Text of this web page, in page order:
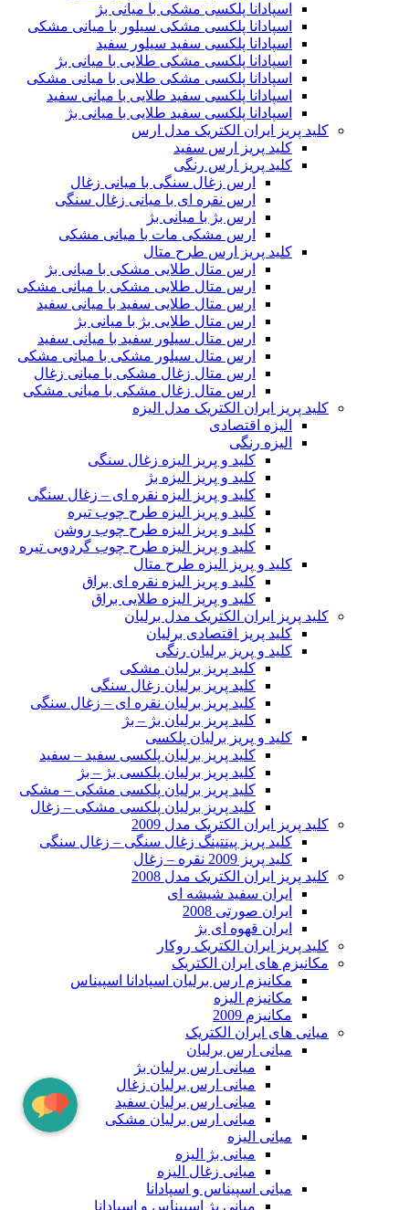
اسپادانا پلکسی مشکی با میانی بژ
اسپادانا پلکسی مشکی سیلور با میانی مشکی
اسپادانا پلکسی سفید سیلور سفید
اسپادانا پلکسی مشکی طلایی با میانی بژ
اسپادانا پلکسی مشکی طلایی با میانی مشکی
اسپادانا پلکسی سفید طلایی با میانی سفید
اسپادانا پلکسی سفید طلایی با میانی بژ
کلید پریز ایران الکتریک مدل ارس
کلید پریز ارس سفید
کلید پریز ارس رنگی
ارس زغال سنگی با میانی زغال
ارس نقره ای با میانی زغال سنگی
ارس بژ با میانی بژ
ارس مشکی مات با میانی مشکی
کلید پریز ارس طرح متال
ارس متال طلایی مشکی با میانی بژ
ارس متال طلایی مشکی با میانی مشکی
ارس متال طلایی سفید با میانی سفید
ارس متال طلایی بژ با میانی بژ
ارس متال سیلور سفید با میانی سفید
ارس متال سیلور مشکی با میانی مشکی
ارس متال زغال مشکی با میانی زغال
ارس متال زغال مشکی با میانی مشکی
کلید پریز ایران الکتریک مدل الیزه
الیزه اقتصادی
الیزه رنگی
کلید و پریز الیزه زغال سنگی
کلید و پریز الیزه بژ
کلید و پریز الیزه نقره ای – زغال سنگی
کلید و پریز الیزه طرح چوب تیره
کلید و پریز الیزه طرح چوب روشن
کلید و پریز الیزه طرح چوب گردویی تیره
کلید و پریز الیزه طرح متال
کلید و پریز الیزه نقره ای براق
کلید و پریز الیزه طلایی براق
کلید پریز ایران الکتریک مدل برلیان
کلید پریز اقتصادی برلیان
کلید و پریز برلیان رنگی
کلید پریز برلیان مشکی
کلید پریز برلیان زغال سنگی
کلید پریز برلیان نقره ای – زغال سنگی
کلید پریز برلیان بژ – بژ
کلید و پریز برلیان پلکسی
کلید پریز برلیان پلکسی سفید – سفید
کلید پریز برلیان پلکسی بژ – بژ
کلید پریز برلیان پلکسی مشکی – مشکی
کلید پریز برلیان پلکسی مشکی – زغال
کلید پریز ایران الکتریک مدل 2009
کلید پریز پینتینگ زغال سنگی – زغال سنگی
کلید پریز 2009 نقره – زغال
کلید پریز ایران الکتریک مدل 2008
ایران سفید شیشه ای
ایران صورتی 2008
ایران قهوه ای بژ
کلید پریز ایران الکتریک روکار
مکانیزم های ایران الکتریک
مکانیزم ارس برلیان اسپادانا اسپیناس
مکانیزم الیزه
مکانیزم 2009
میانی های ایران الکتریک
میانی ارس برلیان
میانی ارس برلیان بژ
میانی ارس برلیان زغال
میانی ارس برلیان سفید
میانی ارس برلیان مشکی
میانی الیزه
میانی بژ الیزه
میانی زغال الیزه
میانی اسپیناس و اسپادانا
میانی بژ اسپیناس و اسپادانا